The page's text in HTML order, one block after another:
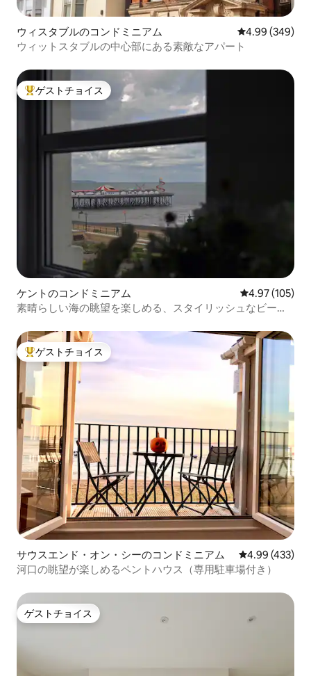
ウィスタブルのコンドミニアム レビュー349
4.99 (349)
ウィットスタブルの中心部にある素敵なアパート
大好評のゲストチョイスです。
ゲストチョイス
ケントのコンドミニアム レビュー105
4.97 (105)
素晴らしい海の眺望を楽しめる、スタイリッシュなビーチ
大好評のゲストチョイスです。
ゲストチョイス
サウスエンド・オン・シーのコンドミニアム レビュー433
4.99 (433)
河口の眺望が楽しめるペントハウス（専用駐車場付き）
ゲストチョイス
ゲストチョイス